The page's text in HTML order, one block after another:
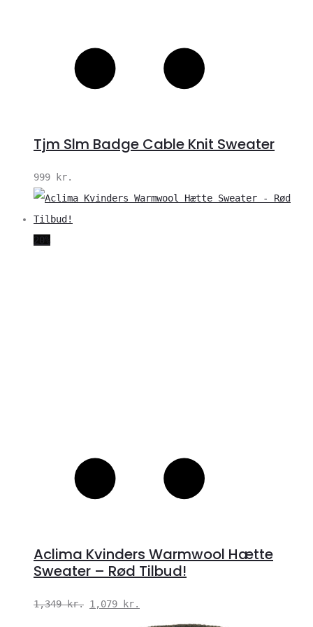
Tjm Slm Badge Cable Knit Sweater
999 kr.
20%
Aclima Kvinders Warmwool Hætte
Sweater – Rød Tilbud!
1,349kr. Den
oprindelige
1,079 kr.
aktuelle